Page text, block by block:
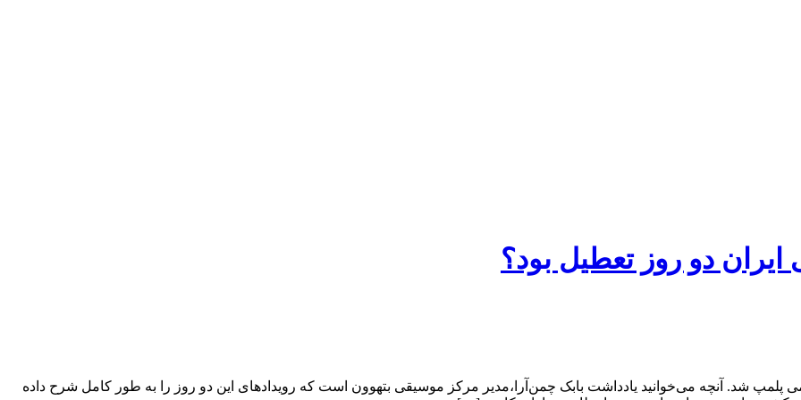
دو روز تعطیل بود؟
نیروی انتظامی پلمپ شد. آنچه می‌خوانید یادداشت بابک چمن‌آرا،‌مدیر مرکز موسیقی بتهوون است که رویدادهای این دو روز را به طور کامل شرح داده